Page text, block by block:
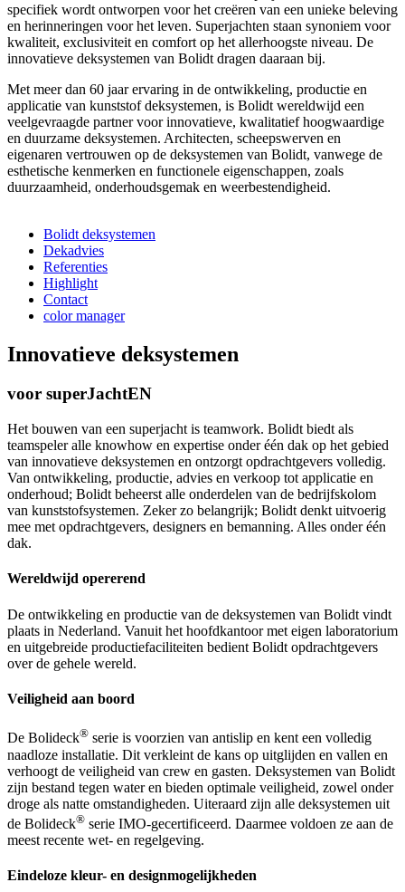
specifiek wordt ontworpen voor het creëren van een unieke beleving
en herinneringen voor het leven. Superjachten staan synoniem voor
kwaliteit, exclusiviteit en comfort op het allerhoogste niveau. De
innovatieve deksystemen van Bolidt dragen daaraan bij.
Met meer dan 60 jaar ervaring in de ontwikkeling, productie en
applicatie van kunststof deksystemen, is Bolidt wereldwijd een
veelgevraagde partner voor innovatieve, kwalitatief hoogwaardige
en duurzame deksystemen. Architecten, scheepswerven en
eigenaren vertrouwen op de deksystemen van Bolidt, vanwege de
esthetische kenmerken en functionele eigenschappen, zoals
duurzaamheid, onderhoudsgemak en weerbestendigheid.
Bolidt deksystemen
Dekadvies
Referenties
Highlight
Contact
color manager
Innovatieve deksystemen
voor superJachtEN
Het bouwen van een superjacht is teamwork. Bolidt biedt als
teamspeler alle knowhow en expertise onder één dak op het gebied
van innovatieve deksystemen en ontzorgt opdrachtgevers volledig.
Van ontwikkeling, productie, advies en verkoop tot applicatie en
onderhoud; Bolidt beheerst alle onderdelen van de bedrijfskolom
van kunststofsystemen. Zeker zo belangrijk; Bolidt denkt uitvoerig
mee met opdrachtgevers, designers en bemanning. Alles onder één
dak.
Wereldwijd opererend
De ontwikkeling en productie van de deksystemen van Bolidt vindt
plaats in Nederland. Vanuit het hoofdkantoor met eigen laboratorium
en uitgebreide productiefaciliteiten bedient Bolidt opdrachtgevers
over de gehele wereld.
Veiligheid aan boord
De Bolideck® serie is voorzien van antislip en kent een volledig
naadloze installatie. Dit verkleint de kans op uitglijden en vallen en
verhoogt de veiligheid van crew en gasten. Deksystemen van Bolidt
zijn bestand tegen water en bieden optimale veiligheid, zowel onder
droge als natte omstandigheden. Uiteraard zijn alle deksystemen uit
de Bolideck® serie IMO-gecertificeerd. Daarmee voldoen ze aan de
meest recente wet- en regelgeving.
Eindeloze kleur- en designmogelijkheden